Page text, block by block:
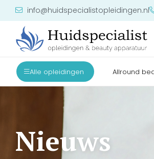
info@huidspecialistopleidingen.nl
Alle opleidingen Allround
Nieuws